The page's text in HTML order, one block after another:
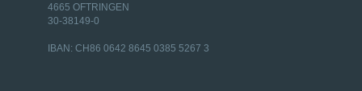
4665 OFTRINGEN
30-38149-0
IBAN: CH86 0642 8645 0385 5267 3